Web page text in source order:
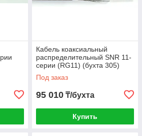
Кабель коаксиальный
распределительный SNR 11-
серии (RG11) (бухта 305)
Под заказ
95 010 ₸/бухта
Купить